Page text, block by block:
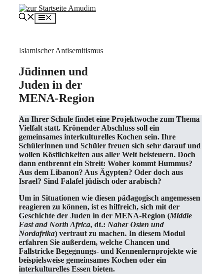
Inhalt
Menü
Islamischer Antisemitismus
Jüdinnen und
Juden in der
MENA-Region
An Ihrer Schule findet eine Projektwoche zum Thema
Vielfalt statt. Krönender Abschluss soll ein
gemeinsames interkulturelles Kochen sein. Ihre
Schülerinnen und Schüler freuen sich sehr darauf und
wollen Köstlichkeiten aus aller Welt beisteuern. Doch
dann entbrennt ein Streit: Woher kommt Hummus?
Aus dem Libanon? Aus Ägypten? Oder doch aus
Israel? Sind Falafel jüdisch oder arabisch?
Um in Situationen wie diesen pädagogisch angemessen
reagieren zu können, ist es hilfreich, sich mit der
Geschichte der Juden in der MENA-Region (Middle
East and North Africa, dt.: Naher Osten und
Nordafrika) vertraut zu machen. In diesem Modul
erfahren Sie außerdem, welche Chancen und
Fallstricke Begegnungs- und Kennenlernprojekte wie
beispielsweise gemeinsames Kochen oder ein
interkulturelles Essen bieten.